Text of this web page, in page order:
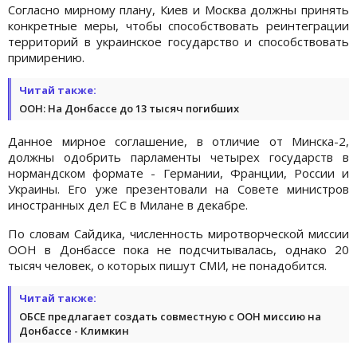
Согласно мирному плану, Киев и Москва должны принять
конкретные меры, чтобы способствовать реинтеграции
территорий в украинское государство и способствовать
примирению.
Читай также:
ООН: На Донбассе до 13 тысяч погибших
Данное мирное соглашение, в отличие от Минска-2,
должны одобрить парламенты четырех государств в
нормандском формате - Германии, Франции, России и
Украины. Его уже презентовали на Совете министров
иностранных дел ЕС в Милане в декабре.
По словам Сайдика, численность миротворческой миссии
ООН в Донбассе пока не подсчитывалась, однако 20
тысяч человек, о которых пишут СМИ, не понадобится.
Читай также:
ОБСЕ предлагает создать совместную с ООН миссию на
Донбассе - Климкин